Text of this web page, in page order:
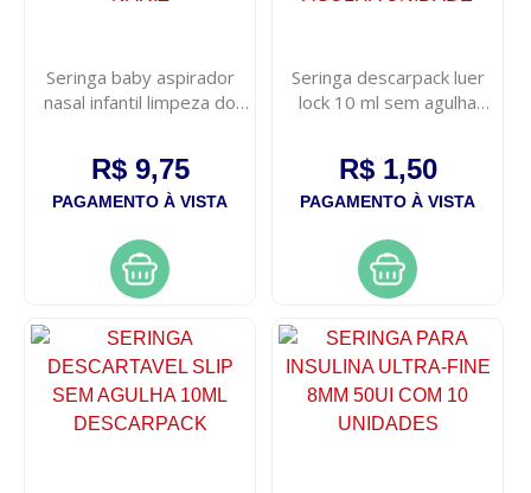
Seringa baby aspirador
nasal infantil limpeza do
R$ 9,75
PAGAMENTO À VISTA
Seringa descarpack luer
lock 10 ml sem agulha
R$ 1,50
PAGAMENTO À VISTA